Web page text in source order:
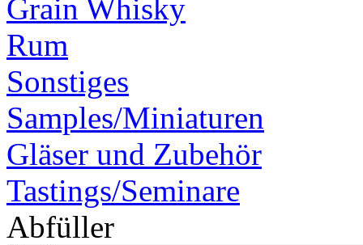
Grain Whisky
Rum
Sonstiges
Samples/Miniaturen
Gläser und Zubehör
Tastings/Seminare
Abfüller